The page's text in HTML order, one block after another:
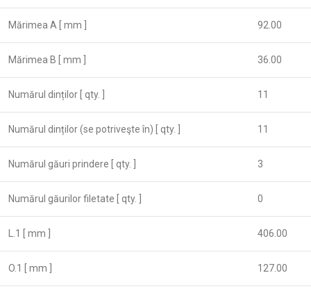
Mărimea А [ mm ] 92.00
Mărimea B [ mm ] 36.00
Numărul dinților [ qty. ] 11
Numărul dinților (se potriveşte în) [ qty. ] 11
Numărul găuri prindere [ qty. ] 3
Numărul găurilor filetate [ qty. ] 0
L.1 [ mm ] 406.00
O.1 [ mm ] 127.00